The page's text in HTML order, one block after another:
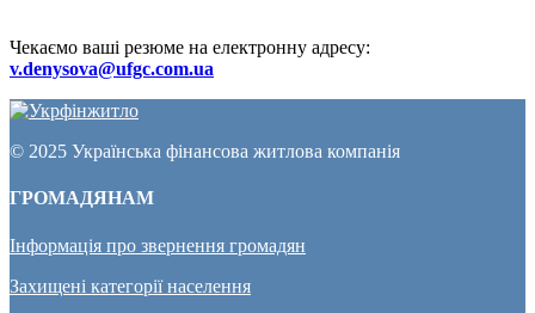
Чекаємо ваші резюме на електронну адресу:
v.denysova@ufgc.com.ua
© 2025 Українська фінансова житлова компанія
ГРОМАДЯНАМ
Інформація про звернення громадян
Захищені категорії населення